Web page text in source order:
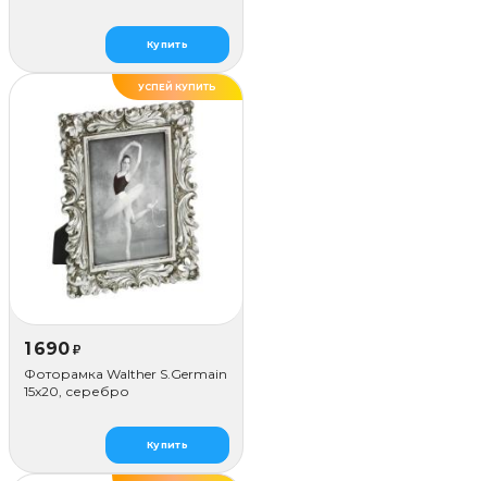
Купить
УСПЕЙ КУПИТЬ
1 690 ₽
Фоторамка Walther S.Germain
15x20, серебро
Купить